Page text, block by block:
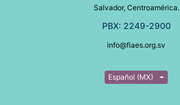
Salvador, Centroamérica.
PBX: 2249-2900
info@fiaes.org.sv
Español (MX)